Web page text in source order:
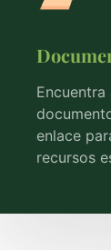
enlace
recursos